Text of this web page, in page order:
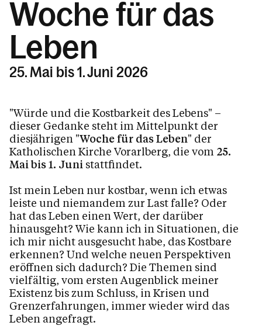
Woche für das
Leben
25. Mai bis 1. Juni 2026
"Würde und die Kostbarkeit des Lebens" –
dieser Gedanke steht im Mittelpunkt der
diesjährigen "Woche für das Leben" der
Katholischen Kirche Vorarlberg, die vom 25.
Mai bis 1. Juni stattfindet.
Ist mein Leben nur kostbar, wenn ich etwas
leiste und niemandem zur Last falle? Oder
hat das Leben einen Wert, der darüber
hinausgeht? Wie kann ich in Situationen, die
ich mir nicht ausgesucht habe, das Kostbare
erkennen? Und welche neuen Perspektiven
eröffnen sich dadurch? Die Themen sind
vielfältig, vom ersten Augenblick meiner
Existenz bis zum Schluss, in Krisen und
Grenzerfahrungen, immer wieder wird das
Leben angefragt.